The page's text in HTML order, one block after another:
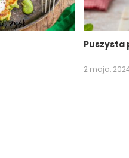
Puszysta
2 maja,